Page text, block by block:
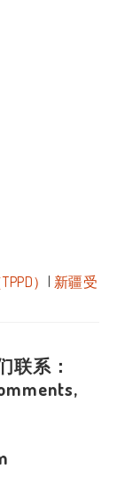
） | 新疆受
联系：